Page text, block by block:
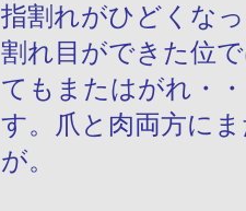
指割れがひどくな
割れ目ができた位
てもまたはがれ・
す。爪と肉両方に
が。